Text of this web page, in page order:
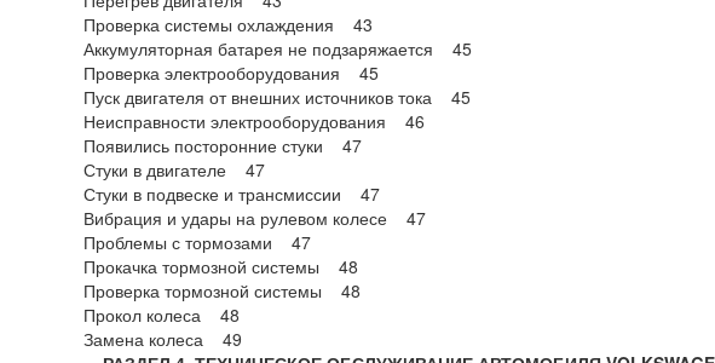
Проверка системы охлаждения 43
Аккумуляторная батарея не подзаряжается 45
Проверка электрооборудования 45
Пуск двигателя от внешних источников тока 45
Неисправности электрооборудования 46
Появились посторонние стуки 47
Стуки в двигателе 47
Стуки в подвеске и трансмиссии 47
Вибрация и удары на рулевом колесе 47
Проблемы с тормозами 47
Прокачка тормозной системы 48
Проверка тормозной системы 48
Прокол колеса 48
Замена колеса 49